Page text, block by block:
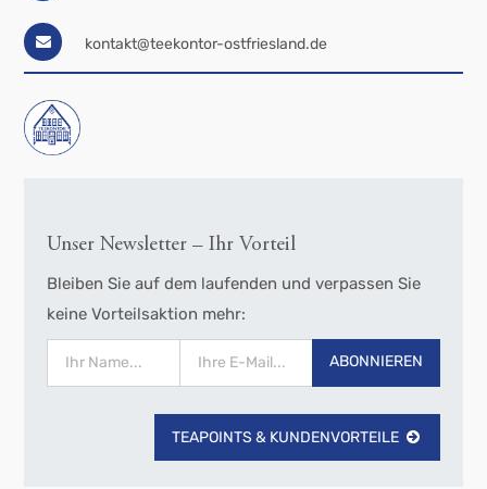
kontakt@teekontor-ostfriesland.de
Unser Newsletter – Ihr Vorteil
Bleiben Sie auf dem laufenden und verpassen Sie
keine Vorteilsaktion mehr:
ABONNIEREN
TEAPOINTS & KUNDENVORTEILE